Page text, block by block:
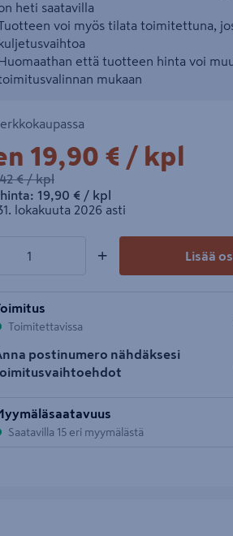
heti saatavilla
voi myös tilata toimitettuna,
kuljetusvaihtoa
että tuotteen hinta voi
mukaan
19,90€/kpl
19,90 € / kpl
kpl
€/ kpl
19,90€/kpl
19,90 € / kpl
lokakuuta 2026 asti
+ Lisää
Toimitettavissa
postinumero nähdäksesi
Saatavilla 15 eri myymälästä